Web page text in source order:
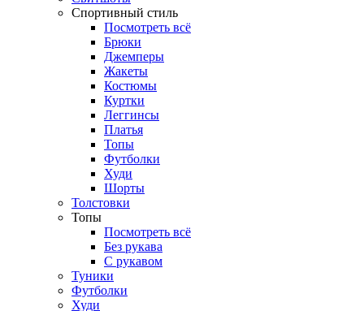
Спортивный стиль
Посмотреть всё
Брюки
Джемперы
Жакеты
Костюмы
Куртки
Леггинсы
Платья
Топы
Футболки
Худи
Шорты
Толстовки
Топы
Посмотреть всё
Без рукава
С рукавом
Туники
Футболки
Худи